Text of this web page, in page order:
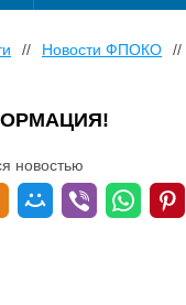
// Новости ФПОКО //
новостью